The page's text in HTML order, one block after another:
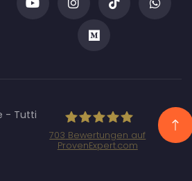
- Tutti
703 Bewertungen auf
ProvenExpert.com